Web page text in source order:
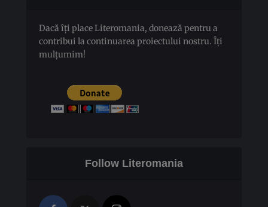
Dacă îți place Literomania, donează pentru a
contribui la continuarea proiectului nostru. Îți
mulțumim!
Follow Literomania